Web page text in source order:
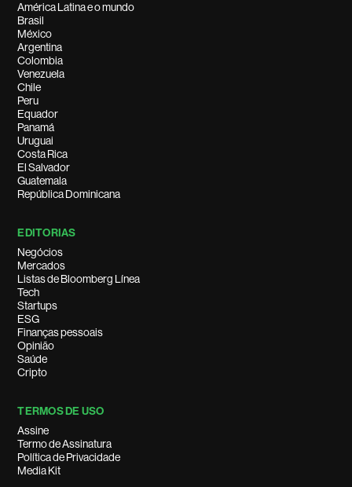
América Latina e o mundo
Brasil
México
Argentina
Colombia
Venezuela
Chile
Peru
Equador
Panamá
Uruguai
Costa Rica
El Salvador
Guatemala
República Dominicana
EDITORIAS
Negócios
Mercados
Listas de Bloomberg Línea
Tech
Startups
ESG
Finanças pessoais
Opinião
Saúde
Cripto
TERMOS DE USO
Assine
Termo de Assinatura
Política de Privacidade
Media Kit